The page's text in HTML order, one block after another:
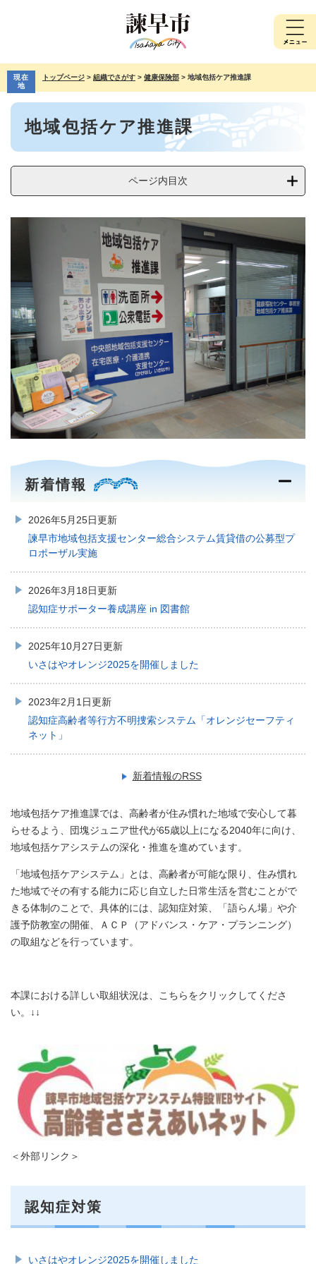
先
で
す。
を
ば
現在
地
トップページ > 組織でさがす > 健康保険部 > 地域包括ケア推進課
本
地域包括ケア推進課
ページ内目次
新着情報
2026年5月25日更新
諫早市地域包括支援センター総合システム賃貸借の公募型プ
ロポーザル実施
2026年3月18日更新
認知症サポーター養成講座 in 図書館
2025年10月27日更新
いさはやオレンジ2025を開催しました
2023年2月1日更新
認知症高齢者等行方不明捜索システム「オレンジセーフティ
ネット」
新着情報のRSS
地域包括ケア推進課では、高齢者が住み慣れた地域で安心して暮
らせるよう、団塊ジュニア世代が65歳以上になる2040年に向け、
地域包括ケアシステムの深化・推進を進めています。
「地域包括ケアシステム」とは、高齢者が可能な限り、住み慣れ
た地域でその有する能力に応じ自立した日常生活を営むことがで
きる体制のことで、具体的には、認知症対策、「語らん場」や介
護予防教室の開催、ＡＣＰ（アドバンス・ケア・プランニング）
の取組などを行っています。
本課における詳しい取組状況は、こちらをクリックしてくださ
い。↓↓
＜外部リンク＞
認知症対策
いさはやオレンジ2025を開催しました